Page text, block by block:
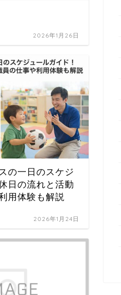
2026年1月26日
の一日のスケジ
日の流れと活動
用体験も解説
2026年1月24日